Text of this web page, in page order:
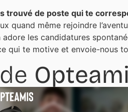
trouvé de poste qui te
quand même rejoindre
adore les candidatures
qui te motive et envoie-nous